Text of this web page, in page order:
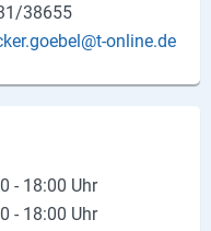
38655
online.de
- 18:00 Uhr
- 18:00 Uhr